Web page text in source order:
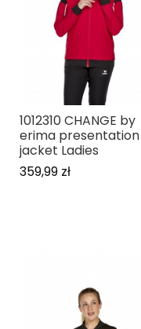
1012310 CHANGE by
erima presentation
jacket Ladies
359,99 zł